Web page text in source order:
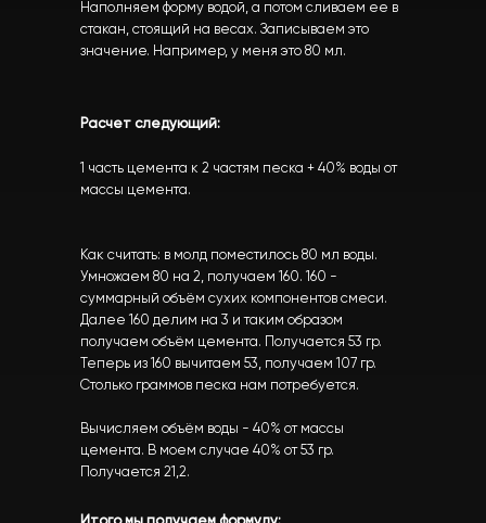
Наполняем форму водой, а потом сливаем ее в
стакан, стоящий на весах. Записываем это
значение. Например, у меня это 80 мл.
1 часть цемента к 2 частям песка + 40% воды от
массы цемента.
Как считать: в молд поместилось 80 мл воды.
Умножаем 80 на 2, получаем 160. 160 -
суммарный объём сухих компонентов смеси.
Далее 160 делим на 3 и таким образом
получаем объём цемента. Получается 53 гр.
Теперь из 160 вычитаем 53, получаем 107 гр.
Столько граммов песка нам потребуется.
Вычисляем объём воды - 40% от массы
цемента. В моем случае 40% от 53 гр.
Получается 21,2.
Расчет следующий: